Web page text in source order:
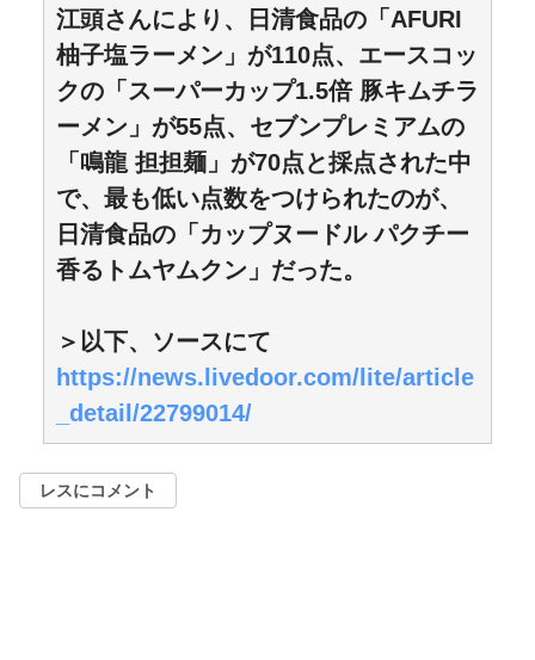
江頭さんにより、日清食品の「AFURI
柚子塩ラーメン」が110点、エースコッ
クの「スーパーカップ1.5倍 豚キムチラ
ーメン」が55点、セブンプレミアムの
「鳴龍 担担麺」が70点と採点された中
で、最も低い点数をつけられたのが、
日清食品の「カップヌードル パクチー
香るトムヤムクン」だった。
＞以下、ソースにて
https://news.livedoor.com/lite/article
_detail/22799014/
レスにコメント